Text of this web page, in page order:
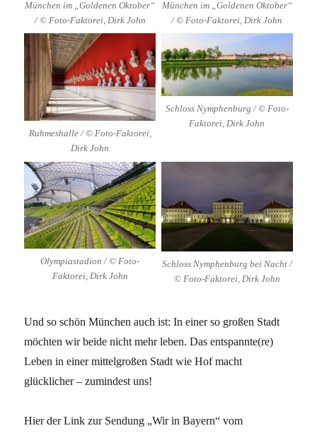
München im „Goldenen Oktober“
/ © Foto-Faktorei, Dirk John
München im „Goldenen Oktober“
/ © Foto-Faktorei, Dirk John
Ruhmeshalle / © Foto-Faktorei,
Dirk John
Schloss Nymphenburg / © Foto-
Faktorei, Dirk John
Olympiastadion / © Foto-
Faktorei, Dirk John
Schloss Nymphenburg bei Nacht /
© Foto-Faktorei, Dirk John
Und so schön München auch ist: In einer so großen Stadt
möchten wir beide nicht mehr leben. Das entspannte(re)
Leben in einer mittelgroßen Stadt wie Hof macht
glücklicher – zumindest uns!
Hier der Link zur Sendung „Wir in Bayern“ vom